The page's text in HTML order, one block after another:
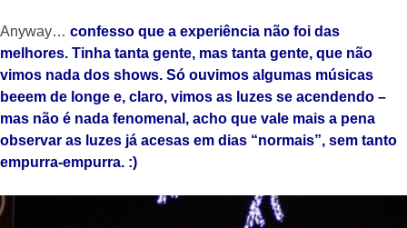
Anyway… confesso que a experiência não foi das
melhores. Tinha tanta gente, mas tanta gente, que não
vimos nada dos shows. Só ouvimos algumas músicas
beeem de longe e, claro, vimos as luzes se acendendo –
mas não é nada fenomenal, acho que vale mais a pena
observar as luzes já acesas em dias “normais”, sem tanto
empurra-empurra. :)